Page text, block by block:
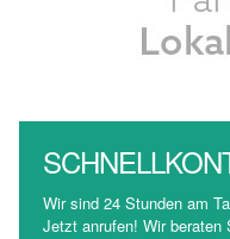
Wir sind 24 Stunden am
Jetzt anrufen! Wir beraten